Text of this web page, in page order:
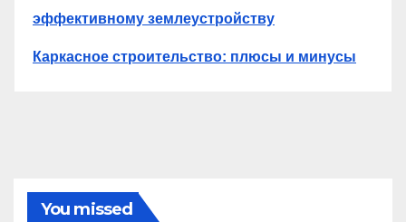
эффективному землеустройству
Каркасное строительство: плюсы и минусы
You missed